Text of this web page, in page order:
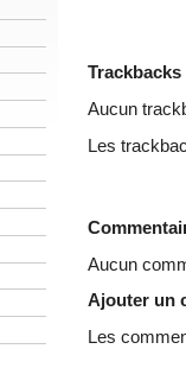
Trackbacks
Aucun
Les
Aucun
Ajouter un
Les